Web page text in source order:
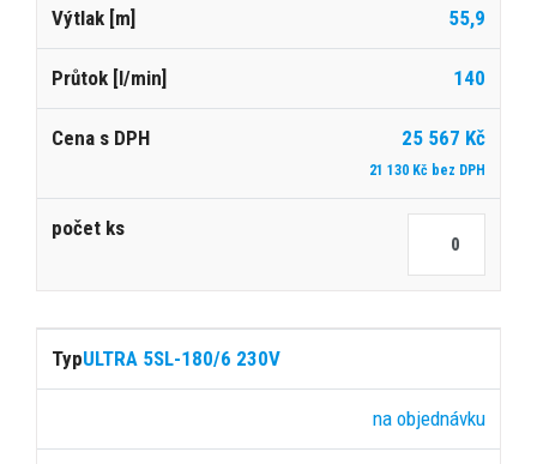
55,9
140
25 567 Kč
21 130 Kč bez DPH
ULTRA 5SL-180/6 230V
na objednávku